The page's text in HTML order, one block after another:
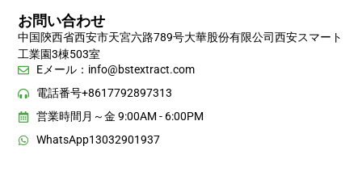
お問い合わせ
中国陝西省西安市天宮六路789号大華股份有限公司西安スマート
工業園3棟503室
Eメール： info@bstextract.com
電話番号+8617792897313
営業時間月～金 9:00AM - 6:00PM
WhatsApp13032901937